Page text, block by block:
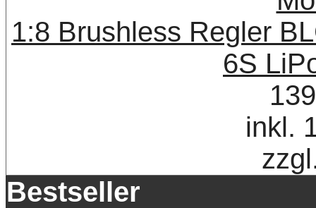
1:8 Brushless Regler
6S
inkl.
Bestseller